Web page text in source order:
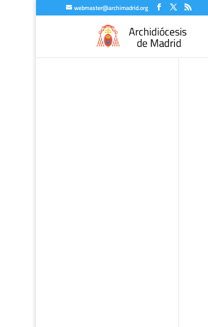
webmaster@archimadrid.org